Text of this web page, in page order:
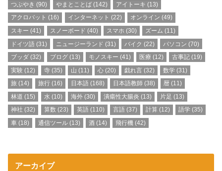
つぶやき (90) やまとことば(142) アイトーキ (13)
アクロバット (16) インターネット (22) オンライン (49)
スキー (41) スノーボード (40) スマホ (30) ズーム (11)
ドイツ語 (31) ニュージーランド (31) バイク (22) パソコン (70)
ブッダ (32) ブログ(13) モノスキー (41) 医療 (12) 古事記 (19)
実験 (12) 寺(35) 山 (11) 心 (20) 戯れ言 (32) 数学 (31)
旅 (14) 旅行(16) 日本語 (168) 日本語教師 (38) 暦 (11)
林道 (15) 水 (10) 海外(30) 潰瘍性大腸炎 (13) 片足 (13)
神社 (32) 算数 (23) 英語 (110) 言語 (37) 計算 (12) 語学 (35)
車 (18) 通信ツール(13) 酒(14) 飛行機 (42)
アーカイブ